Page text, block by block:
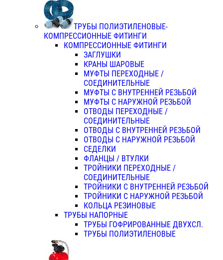
ТРУБЫ ПОЛИЭТИЛЕНОВЫЕ-
КОМПРЕССИОННЫЕ ФИТИНГИ
КОМПРЕССИОННЫЕ ФИТИНГИ
ЗАГЛУШКИ
КРАНЫ ШАРОВЫЕ
МУФТЫ ПЕРЕХОДНЫЕ /
СОЕДИНИТЕЛЬНЫЕ
МУФТЫ С ВНУТРЕННЕЙ РЕЗЬБОЙ
МУФТЫ С НАРУЖНОЙ РЕЗЬБОЙ
ОТВОДЫ ПЕРЕХОДНЫЕ /
СОЕДИНИТЕЛЬНЫЕ
ОТВОДЫ С ВНУТРЕННЕЙ РЕЗЬБОЙ
ОТВОДЫ С НАРУЖНОЙ РЕЗЬБОЙ
СЕДЕЛКИ
ФЛАНЦЫ / ВТУЛКИ
ТРОЙНИКИ ПЕРЕХОДНЫЕ /
СОЕДИНИТЕЛЬНЫЕ
ТРОЙНИКИ С ВНУТРЕННЕЙ РЕЗЬБОЙ
ТРОЙНИКИ С НАРУЖНОЙ РЕЗЬБОЙ
КОЛЬЦА РЕЗИНОВЫЕ
ТРУБЫ НАПОРНЫЕ
ТРУБЫ ГОФРИРОВАННЫЕ ДВУХСЛ.
ТРУБЫ ПОЛИЭТИЛЕНОВЫЕ